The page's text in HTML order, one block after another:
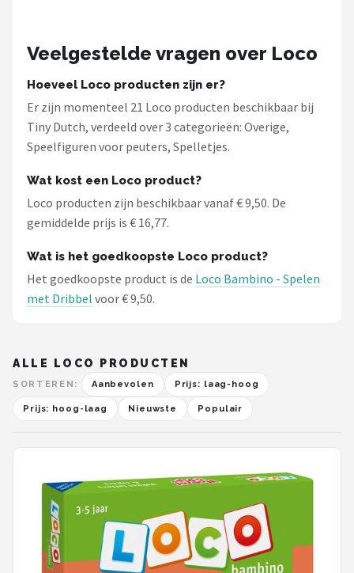
Veelgestelde vragen over Loco
Hoeveel Loco producten zijn er?
Er zijn momenteel 21 Loco producten beschikbaar bij
Tiny Dutch, verdeeld over 3 categorieën: Overige,
Speelfiguren voor peuters, Spelletjes.
Wat kost een Loco product?
Loco producten zijn beschikbaar vanaf € 9,50. De
gemiddelde prijs is € 16,77.
Wat is het goedkoopste Loco product?
Het goedkoopste product is de Loco Bambino - Spelen
met Dribbel voor € 9,50.
ALLE LOCO PRODUCTEN
SORTEREN: Aanbevolen Prijs: laag-hoog
Prijs: hoog-laag Nieuwste Populair